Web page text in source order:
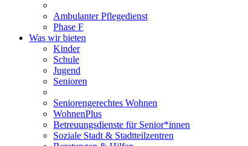
Ambulanter Pflegedienst
Phase F
Was wir bieten
Kinder
Schule
Jugend
Senioren
Seniorengerechtes Wohnen
WohnenPlus
Betreuungsdienste für Senior*innen
Soziale Stadt & Stadtteilzentren